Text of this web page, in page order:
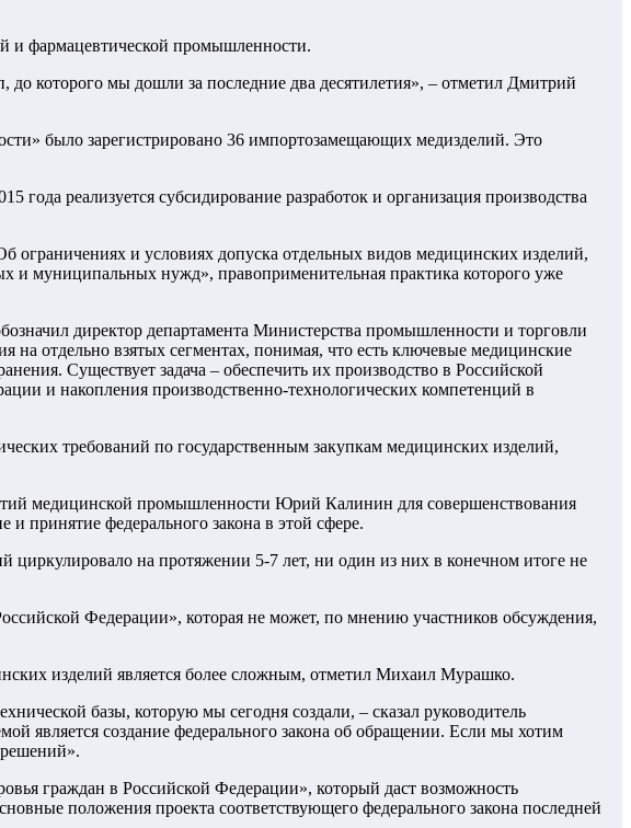
и фармацевтической промышленности.
до которого мы дошли за последние два десятилетия», – отметил Дмитрий
было зарегистрировано 36 импортозамещающих медизделий. Это
реализуется субсидирование разработок и организация производства
и условиях допуска отдельных видов медицинских изделий,
и муниципальных нужд», правоприменительная практика которого уже
директор департамента Министерства промышленности и торговли
на отдельно взятых сегментах, понимая, что есть ключевые медицинские
Существует задача – обеспечить их производство в Российской
и накопления производственно-технологических компетенций в
требований по государственным закупкам медицинских изделий,
медицинской промышленности Юрий Калинин для совершенствования
и принятие федерального закона в этой сфере.
циркулировало на протяжении 5-7 лет, ни один из них в конечном итоге не
Федерации», которая не может, по мнению участников обсуждения,
изделий является более сложным, отметил Михаил Мурашко.
базы, которую мы сегодня создали, – сказал руководитель
является создание федерального закона об обращении. Если мы хотим
граждан в Российской Федерации», который даст возможность
положения проекта соответствующего федерального закона последней